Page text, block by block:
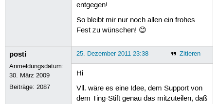
entgegen!
So bleibt mir nur noch allen ein frohes
Fest zu wünschen! 😊
posti
Anmeldungsdatum:
30. März 2009
Beiträge:2087
Zitieren
25. Dezember 2011 23:38
Hi
Vll. wäre es eine Idee, dem Support von
dem Ting-Stift genau das mitzuteilen, daß